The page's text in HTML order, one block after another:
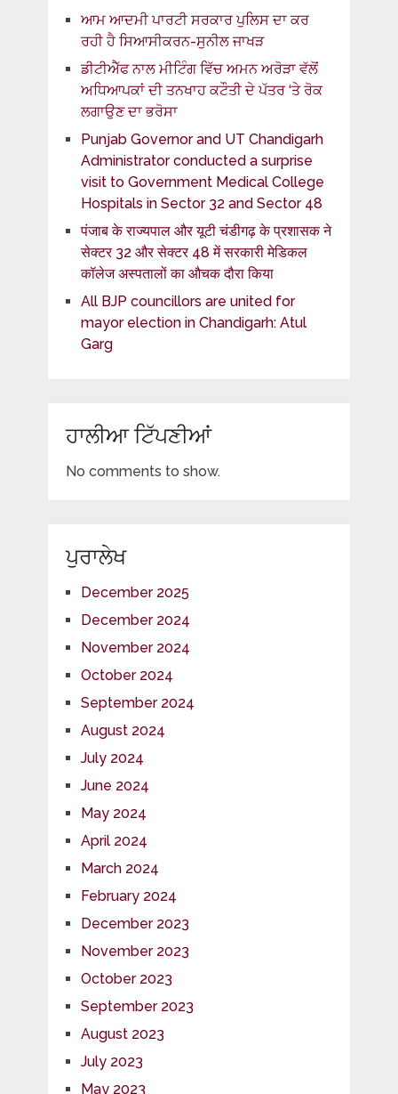
ਆਮ ਆਦਮੀ ਪਾਰਟੀ ਸਰਕਾਰ ਪੁਲਿਸ ਦਾ ਕਰ
ਰਹੀ ਹੈ ਸਿਆਸੀਕਰਨ-ਸੁਨੀਲ ਜਾਖੜ
ਡੀਟੀਐੱਫ ਨਾਲ ਮੀਟਿੰਗ ਵਿੱਚ ਅਮਨ ਅਰੋੜਾ ਵੱਲੋਂ
ਅਧਿਆਪਕਾਂ ਦੀ ਤਨਖਾਹ ਕਟੌਤੀ ਦੇ ਪੱਤਰ ‘ਤੇ ਰੋਕ
ਲਗਾਉਣ ਦਾ ਭਰੋਸਾ
Punjab Governor and UT Chandigarh
Administrator conducted a surprise
visit to Government Medical College
Hospitals in Sector 32 and Sector 48
पंजाब के राज्यपाल और यूटी चंडीगढ़ के प्रशासक ने
सेक्टर 32 और सेक्टर 48 में सरकारी मेडिकल
कॉलेज अस्पतालों का औचक दौरा किया
All BJP councillors are united for
mayor election in Chandigarh: Atul
Garg
ਹਾਲੀਆ ਟਿੱਪਣੀਆਂ
No comments to show.
ਪੁਰਾਲੇਖ
December 2025
December 2024
November 2024
October 2024
September 2024
August 2024
July 2024
June 2024
May 2024
April 2024
March 2024
February 2024
December 2023
November 2023
October 2023
September 2023
August 2023
July 2023
May 2023